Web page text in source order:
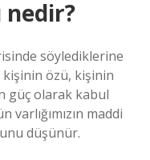
nedir?
söylediklerine
özü, kişinin
güç olarak kabul
varlığımızın maddi
düşünür.